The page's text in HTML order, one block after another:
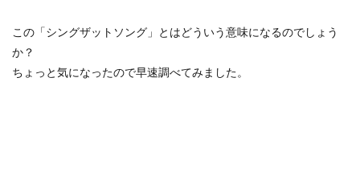
この「シングザットソング」とはどういう意味になるのでしょう
か？
ちょっと気になったので早速調べてみました。